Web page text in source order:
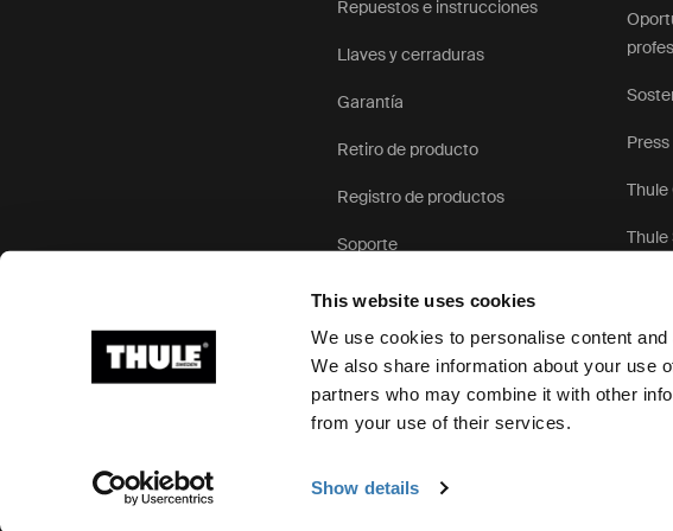
This website uses cookies
We use cookies to personalise content
We also share information about your use
partners who may combine it with other
from your use of their services.
Show details
Repuestos e instrucciones
Llaves y cerraduras
Garantía
Retiro de producto
Registro de productos
Soporte
Thule
Thule
Ⓒ 2026 Thule Group Todos los derechos reservados